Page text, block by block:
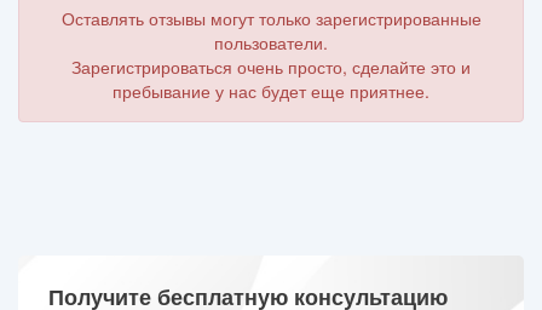
Оставлять отзывы могут только зарегистрированные
пользователи.
Зарегистрироваться очень просто, сделайте это и
пребывание у нас будет еще приятнее.
Получите бесплатную консультацию